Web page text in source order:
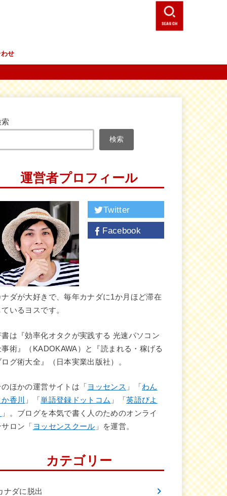
せ
SEARCH
索
検索
運営者プロフィール
Twitter
Facebook
ナダが大好きで、毎年カナダに1か月ほど滞在
いるヨスです。
書は『効率化オタクが実践する 光速パソコン
事術』（KADOKAWA）と『読まれる・稼げる
ログ術大全』（日本実業出版社）。
のほかの運営サイトは「 ヨッセンス 」「 わん
香川
」「単語登録ドットコム 」「英語びよ
」。ブログを本気で書く人のためのオンライ
ロン「 ヨッセンスクール 」を運営。
カテゴリー
ナダに脱出